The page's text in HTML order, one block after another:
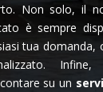
Non solo, il
è sempre
tua domanda,
Infine,
su un